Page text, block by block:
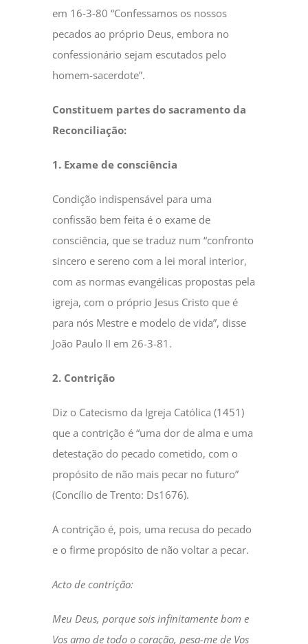
em 16-3-80 “Confessamos os nossos
pecados ao próprio Deus, embora no
confessionário sejam escutados pelo
homem-sacerdote”.
Constituem partes do sacramento da
Reconciliação:
1. Exame de consciência
Condição indispensável para uma
confissão bem feita é o exame de
consciência, que se traduz num “confronto
sincero e sereno com a lei moral interior,
com as normas evangélicas propostas pela
igreja, com o próprio Jesus Cristo que é
para nós Mestre e modelo de vida”, disse
João Paulo II em 26-3-81.
2. Contrição
Diz o Catecismo da Igreja Católica (1451)
que a contrição é “uma dor de alma e uma
detestação do pecado cometido, com o
propósito de não mais pecar no futuro”
(Concílio de Trento: Ds1676).
A contrição é, pois, uma recusa do pecado
e o firme propósito de não voltar a pecar.
Acto de contrição:
Meu Deus, porque sois infinitamente bom e
Vos amo de todo o coração, pesa-me de Vos